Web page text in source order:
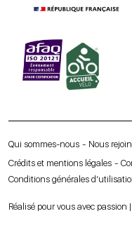
Qui sommes-nous Nous
Crédits et mentions légales
Conditions générales
Réalisé pour vous avec passion